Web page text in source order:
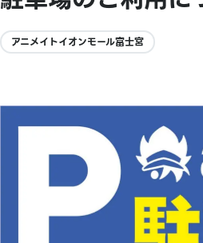
アニメイトイオンモール富士宮